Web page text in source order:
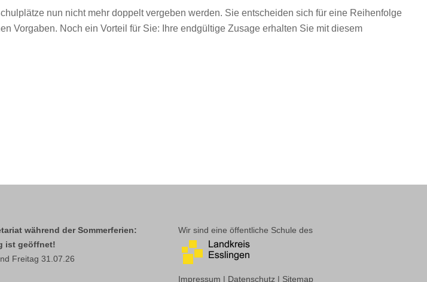
nun nicht mehr doppelt vergeben werden. Sie entscheiden sich für eine Reihenfolge
Vorgaben. Noch ein Vorteil für Sie: Ihre endgültige Zusage erhalten Sie mit diesem
während der Sommerferien:
ist geöffnet!
Freitag 31.07.26
Wir sind eine öffentliche Schule des
Impressum | Datenschutz | Sitemap